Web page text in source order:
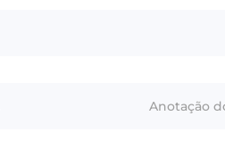
Anotação